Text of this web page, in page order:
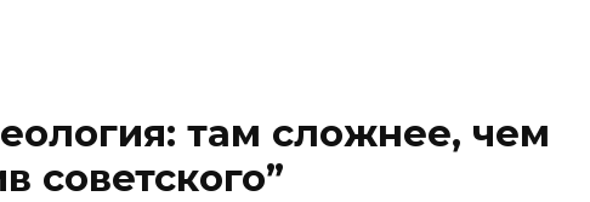
там сложнее, чем
советского”